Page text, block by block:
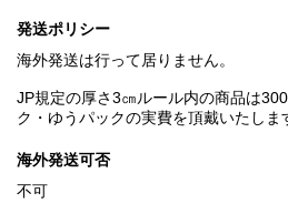
発送ポリシー
海外発送は行って居りません。
JP規定の厚さ3㎝ルール内の商品は
ク・ゆうパックの実費を頂戴いたしま
海外発送可否
不可